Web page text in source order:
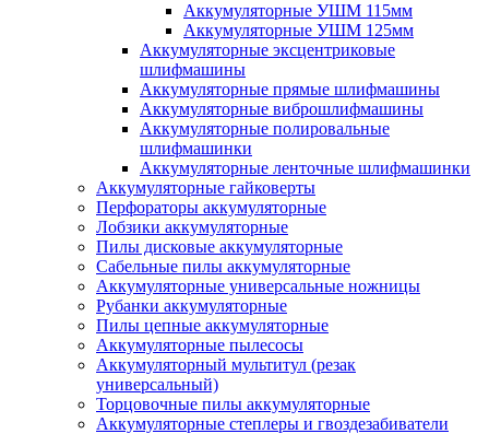
Аккумуляторные УШМ 115мм
Аккумуляторные УШМ 125мм
Аккумуляторные эксцентриковые
шлифмашины
Аккумуляторные прямые шлифмашины
Аккумуляторные виброшлифмашины
Аккумуляторные полировальные
шлифмашинки
Аккумуляторные ленточные шлифмашинки
Аккумуляторные гайковерты
Перфораторы аккумуляторные
Лобзики аккумуляторные
Пилы дисковые аккумуляторные
Сабельные пилы аккумуляторные
Аккумуляторные универсальные ножницы
Рубанки аккумуляторные
Пилы цепные аккумуляторные
Аккумуляторные пылесосы
Аккумуляторный мультитул (резак
универсальный)
Торцовочные пилы аккумуляторные
Аккумуляторные степлеры и гвоздезабиватели